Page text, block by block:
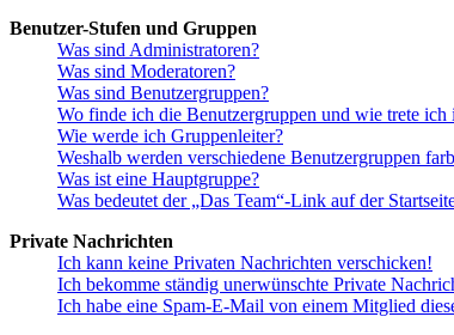
Benutzer-Stufen und Gruppen
Was sind Administratoren?
Was sind Moderatoren?
Was sind Benutzergruppen?
Wo finde ich die Benutzergruppen und wie trete ich
Wie werde ich Gruppenleiter?
Weshalb werden verschiedene Benutzergruppen
Was ist eine Hauptgruppe?
Was bedeutet der „Das Team“-Link auf der
Private Nachrichten
Ich kann keine Privaten Nachrichten verschicken!
Ich bekomme ständig unerwünschte Private
Ich habe eine Spam-E-Mail von einem Mitglied